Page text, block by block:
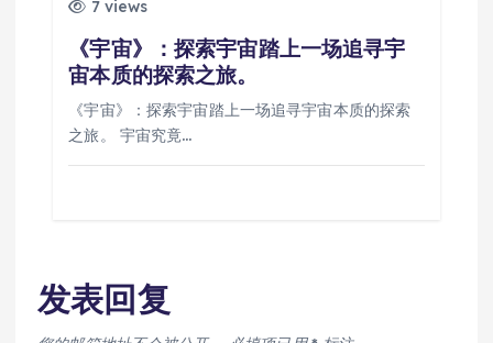
7 views
《宇宙》：探索宇宙踏上一场追寻宇
宙本质的探索之旅。
《宇宙》：探索宇宙踏上一场追寻宇宙本质的探索
之旅。 宇宙究竟…
发表回复